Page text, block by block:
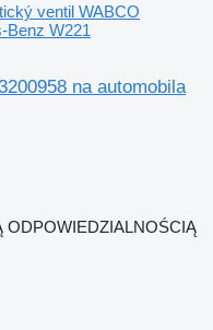
ventil WABCO
Benz W221
na automobila
ODPOWIEDZIALNOŚCIĄ